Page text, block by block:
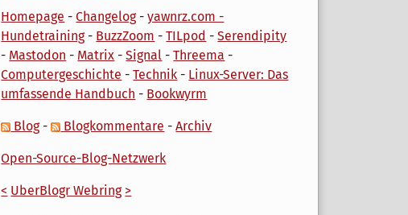
Homepage -Changelog-yawnrz.com -
Hundetraining- BuzzZoom -TILpod -Serendipity
- Mastodon - Matrix -Signal -Threema -
Computergeschichte -Technik - Linux-Server: Das
umfassende Handbuch - Bookwyrm
Blog- Blogkommentare -Archiv
Open-Source-Blog-Netzwerk
< UberBlogr Webring >